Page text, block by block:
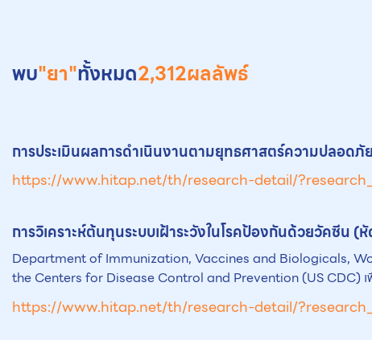
พบ"ยา"ทั้งหมด2,312ผลลัพธ์
การประเมินผลการดำเนินงานตามยุทธศาสตร์ความปลอด
https://www.hitap.net/th/research-detail/
การวิเคราะห์ต้นทุนระบบเฝ้าระวังในโรคป้องกันด้วยวัคซีน
Department of Immunization, Vaccines and Biologicals,
the Centers for Disease Control and Prevention (US CDC) เ
https://www.hitap.net/th/research-detail/